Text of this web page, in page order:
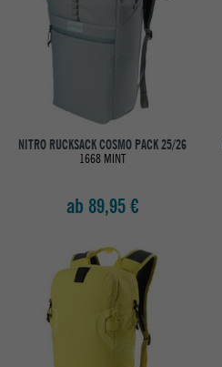
NITRO RUCKSACK COSMO PACK 25/26
1668 MINT
ab 89,95 €